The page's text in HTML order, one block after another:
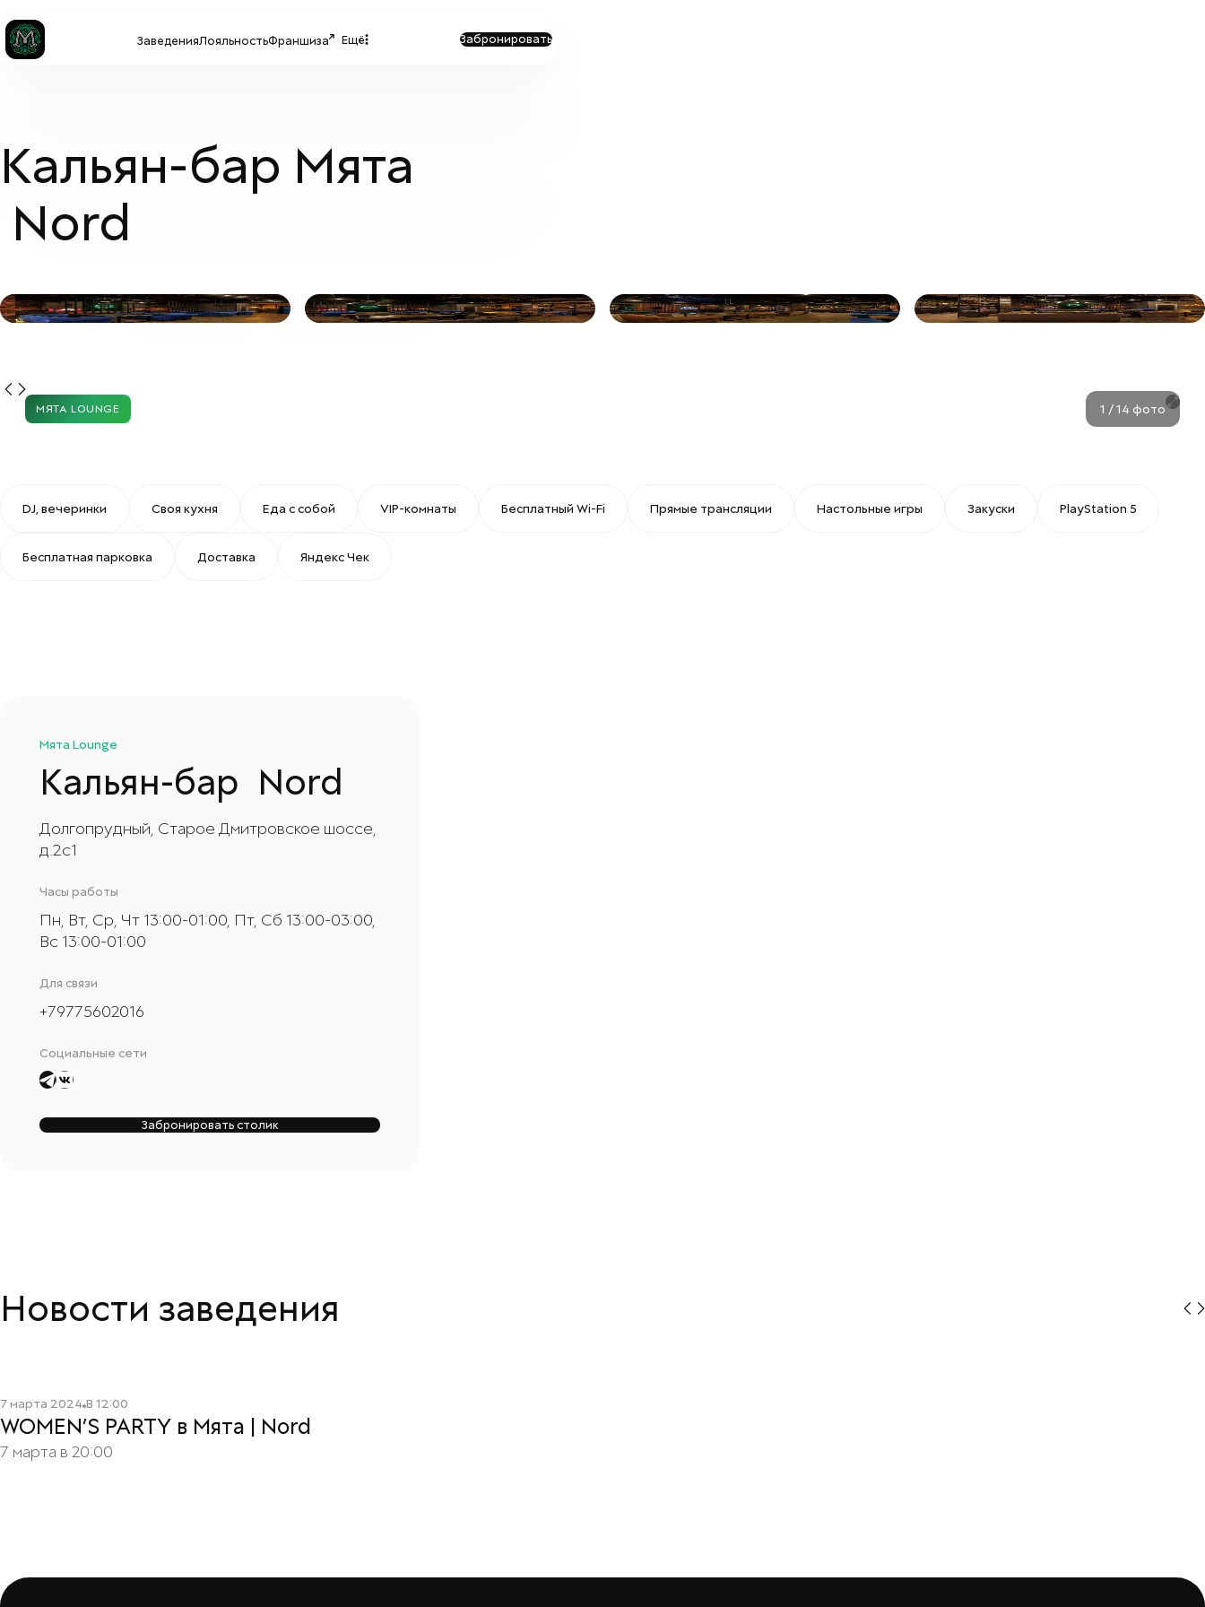
ЗаведенияЛояльностьФраншиза Ещё Забронировать
Кальян-бар Мята
Nord
МЯТА LOUNGE
МЯТА LOUNGE 1 /14 фото
DJ, вечеринки Своя куxня Еда с собой VIP-комнаты Бесплатный Wi-Fi Прямые трансляции Настольные игры Закуски PlayStation 5
Бесплатная парковка Доставка Яндекс Чек
Мята Lounge
Кальян-бар Nord
Долгопрудный, Старое Дмитровское шоссе,
д.2с1
Часы работы
Пн, Вт, Ср, Чт 13:00-01:00, Пт, Сб 13:00-03:00,
Вс 13:00-01:00
Для связи
+79775602016
Социальные сети
Забронировать столик
Новости заведения
7 марта 2024 В 12:00
WOMEN’S PARTY в Мята | Nord
7 марта в 20:00